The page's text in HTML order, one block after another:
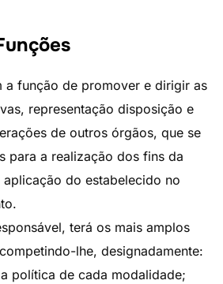
a função de promover e dirigir as
representação disposição e
de outros órgãos, que se
para a realização dos fins da
do estabelecido no
terá os mais amplos
lhe, designadamente:
política de cada modalidade;